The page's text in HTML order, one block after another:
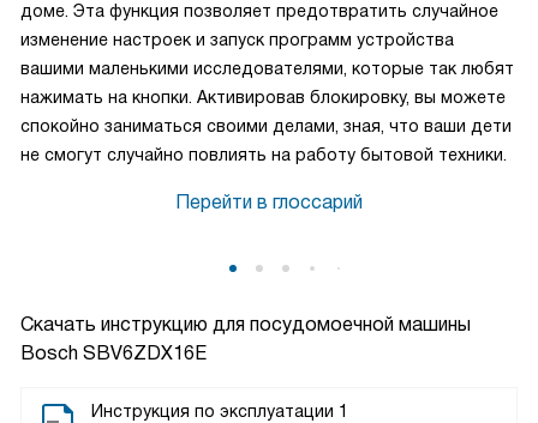
Скачать инструкцию для посудомоечной машины
Bosch SBV6ZDX16E
Инструкция по эксплуатации 1
доме. Эта функция позволяет предотвратить случайное
изменение настроек и запуск программ устройства
вашими маленькими исследователями, которые так любят
нажимать на кнопки. Активировав блокировку, вы можете
спокойно заниматься своими делами, зная, что ваши дети
не смогут случайно повлиять на работу бытовой техники.
Перейти в глоссарий